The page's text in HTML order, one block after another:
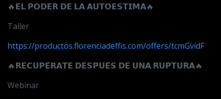
🔥𝗘𝗟 𝗣𝗢𝗗𝗘𝗥 𝗗𝗘 𝗟𝗔𝗔𝗨𝗧𝗢𝗘𝗦𝗧𝗜𝗠𝗔🔥
Taller
https://productos.florenciadeffis.com/offers/tcmGvidF
🔥𝗥𝗘𝗖𝗨𝗣𝗘́𝗥𝗔𝗧𝗘 𝗗𝗘𝗦𝗣𝗨𝗘́𝗦 𝗗𝗘 𝗨𝗡𝗔 𝗥𝗨𝗣𝗧𝗨𝗥𝗔🔥
Webinar